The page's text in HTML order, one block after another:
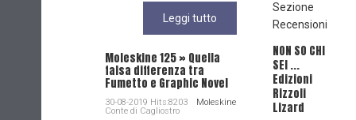
Leggi tutto
Moleskine 125 » Quella
falsa differenza tra
Fumetto e Graphic Novel
30-08-2019 Hits:8203
Moleskine
Conte di Cagliostro
Sezione
Recensioni
NON SO CHI
SEI ...
Edizioni
Rizzoli
Lizard